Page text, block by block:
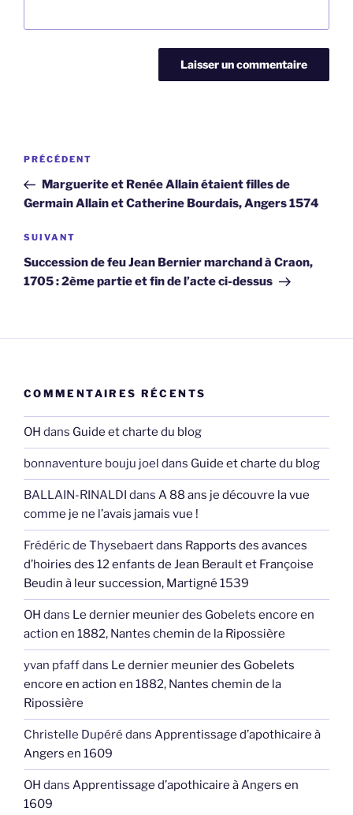
Navigation
l’article
Article
précédent
PRÉCÉDENT
Marguerite et Renée Allain étaient filles de
Germain Allain et Catherine Bourdais, Angers 1574
Article
suivant
SUIVANT
Succession de feu Jean Bernier marchand à Craon,
1705 : 2ème partie et fin de l’acte ci-dessus
COMMENTAIRES RÉCENTS
OH dans Guide et charte du blog
bonnaventure bouju joel dans Guide et charte du blog
BALLAIN-RINALDI dans A 88 ans je découvre la vue
comme je ne l’avais jamais vue !
Frédéric de Thysebaertdans Rapports des avances
d’hoiries des 12 enfants de Jean Berault et Françoise
Beudin à leur succession, Martigné 1539
OH dans Le dernier meunier des Gobelets encore en
action en 1882, Nantes chemin de la Ripossière
yvan pfaffdans Le dernier meunier des Gobelets
encore en action en 1882, Nantes chemin de la
Ripossière
Christelle Dupéré dans Apprentissage d’apothicaire à
Angers en 1609
OH dans Apprentissage d’apothicaire à Angers en
1609